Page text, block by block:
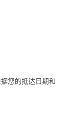
您的抵达日期和